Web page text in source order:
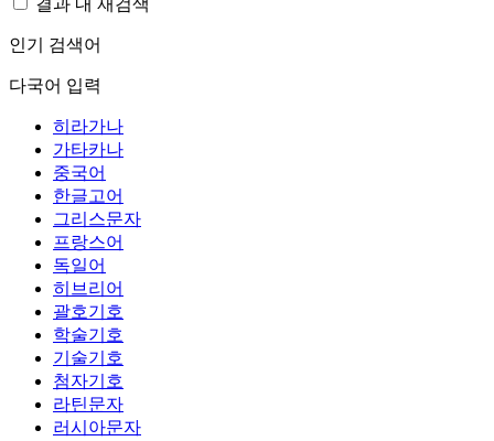
결과 내 재검색
인기 검색어
다국어 입력
히라가나
가타카나
중국어
한글고어
그리스문자
프랑스어
독일어
히브리어
괄호기호
학술기호
기술기호
첨자기호
라틴문자
러시아문자